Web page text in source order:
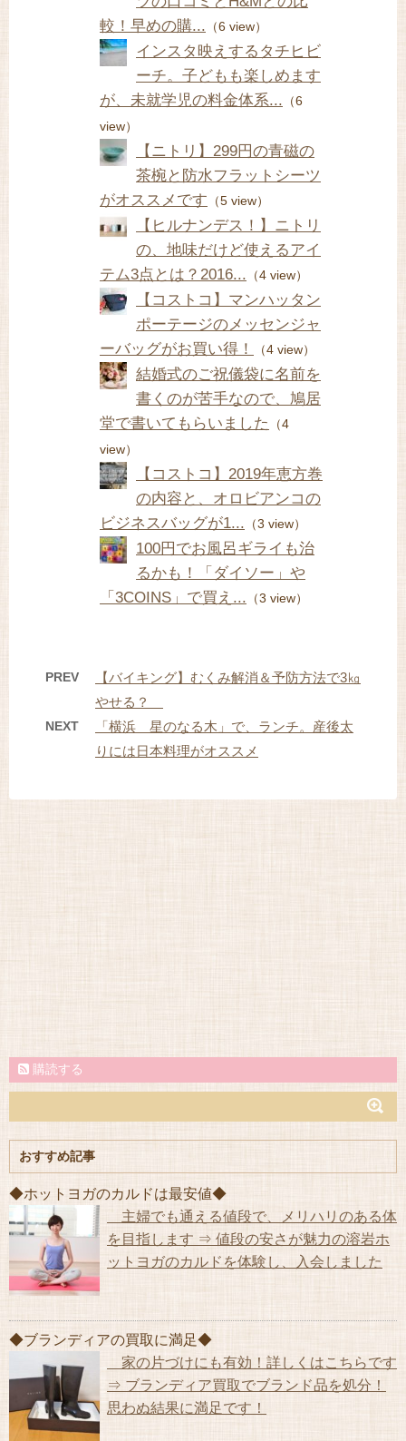
較！早めの購... （6 view）
インスタ映えするタチヒビ
ーチ。子どもも楽しめます
が、未就学児の料金体系... （6
view）
【ニトリ】299円の青磁の
茶椀と防水フラットシーツ
がオススメです （5 view）
【ヒルナンデス！】ニトリ
の、地味だけど使えるアイ
テム3点とは？2016... （4 view）
【コストコ】マンハッタン
ポーテージのメッセンジャ
ーバッグがお買い得！
（4 view）
結婚式のご祝儀袋に名前を
書くのが苦手なので、鳩居
堂で書いてもらいました
（4
view）
【コストコ】2019年恵方巻
の内容と、オロビアンコの
ビジネスバッグが1... （3 view）
100円でお風呂ギライも治
るかも！「ダイソー」や
「3COINS」で買え... （3 view）
PREV
【バイキング】むくみ解消＆予防方法で3㎏
やせる？
NEXT
「横浜 星のなる木」で、ランチ。産後太
りには日本料理がオススメ
購読する
おすすめ記事
◆ホットヨガのカルドは最安値◆
主婦でも通える値段で、メリハリのある体
を目指します ⇒ 値段の安さが魅力の溶岩ホ
ットヨガのカルドを体験し、入会しました
◆ブランディアの買取に満足◆
家の片づけにも有効！詳しくはこちらです
⇒ ブランディア買取でブランド品を処分！
思わぬ結果に満足です！